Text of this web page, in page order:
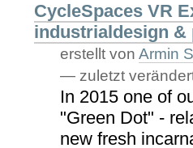
CycleSpaces VR
industrialdesign &
erstellt vonArmin
— zuletzt
In 2015 one of
"Green Dot" -
new fresh